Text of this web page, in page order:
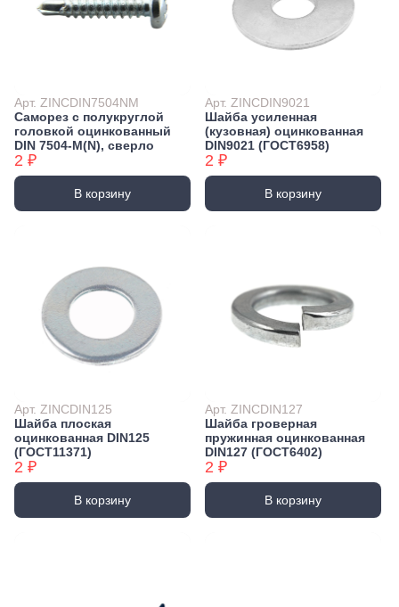
Арт. ZINCDIN7504NM
Саморез с полукруглой
головкой оцинкованный
DIN 7504-М(N), сверло
2 ₽
В корзину
Арт. ZINCDIN9021
Шайба усиленная
(кузовная) оцинкованная
DIN9021 (ГОСТ6958)
2 ₽
В корзину
Арт. ZINCDIN125
Шайба плоская
оцинкованная DIN125
(ГОСТ11371)
2 ₽
В корзину
Арт. ZINCDIN127
Шайба гроверная
пружинная оцинкованная
DIN127 (ГОСТ6402)
2 ₽
В корзину